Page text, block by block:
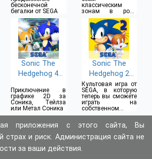
бесконечной
бегалки от SEGA
классическим
зонам в роли
ежика Соника
Sonic The
Hedgehog 4
Приключение в
графике 2D за
Соника, Тейлза
или Метал Соника
Sonic The
Hedgehog 2
Classic
Культовая игра от
SEGA, в которую
теперь вы сможете
играть на
собственном
устройстве
приложения с этого сайта, Вы
страх и риск. Администрация сайта не
за ваши действия.